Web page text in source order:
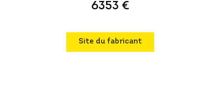
6353 €
Site du fabricant